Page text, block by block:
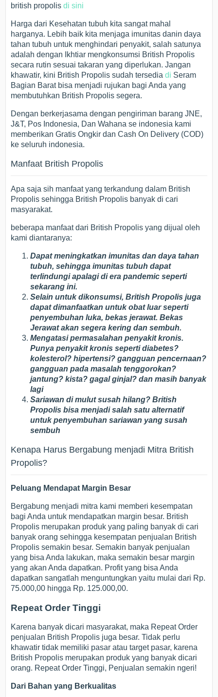
british propolisdi sini
Harga dari Kesehatan tubuh kita sangat mahal
harganya. Lebih baik kita menjaga imunitas danin daya
tahan tubuh untuk menghindari penyakit, salah satunya
adalah dengan Ikhtiar mengkonsumsi British Propolis
secara rutin sesuai takaran yang diperlukan. Jangan
khawatir, kini British Propolis sudah tersediadi Seram
Bagian Barat bisa menjadi rujukan bagi Anda yang
membutuhkan British Propolis segera.
Dengan berkerjasama dengan pengiriman barang JNE,
J&T, Pos Indonesia, Dan Wahana se indonesia kami
memberikan Gratis Ongkir dan Cash On Delivery (COD)
ke seluruh indonesia.
Manfaat British Propolis
Apa saja sih manfaat yang terkandung dalam British
Propolis sehingga British Propolis banyak di cari
masyarakat.
beberapa manfaat dari British Propolis yang dijual oleh
kami diantaranya:
Dapat meningkatkan imunitas dan daya tahan
tubuh, sehingga imunitas tubuh dapat
terlindungi apalagi di era pandemic seperti
sekarang ini.
Selain untuk dikonsumsi, British Propolis juga
dapat dimanfaatkan untuk obat luar seperti
penyembuhan luka, bekas jerawat. Bekas
Jerawat akan segera kering dan sembuh.
Mengatasi permasalahan penyakit kronis.
Punya penyakit kronis seperti diabetes?
kolesterol? hipertensi? gangguan pencernaan?
gangguan pada masalah tenggorokan?
jantung? kista? gagal ginjal? dan masih banyak
lagi
Sariawan di mulut susah hilang? British
Propolis bisa menjadi salah satu alternatif
untuk penyembuhan sariawan yang susah
sembuh
Kenapa Harus Bergabung menjadi Mitra British
Propolis?
Peluang Mendapat Margin Besar
Bergabung menjadi mitra kami memberi kesempatan
bagi Anda untuk mendapatkan margin besar. British
Propolis merupakan produk yang paling banyak di cari
banyak orang sehingga kesempatan penjualan British
Propolis semakin besar. Semakin banyak penjualan
yang bisa Anda lakukan, maka semakin besar margin
yang akan Anda dapatkan. Profit yang bisa Anda
dapatkan sangatlah menguntungkan yaitu mulai dari Rp.
75.000,00 hingga Rp. 125.000,00.
Repeat Order Tinggi
Karena banyak dicari masyarakat, maka Repeat Order
penjualan British Propolis juga besar. Tidak perlu
khawatir tidak memiliki pasar atau target pasar, karena
British Propolis merupakan produk yang banyak dicari
orang. Repeat Order Tinggi, Penjualan semakin ngeri!
Dari Bahan yang Berkualitas